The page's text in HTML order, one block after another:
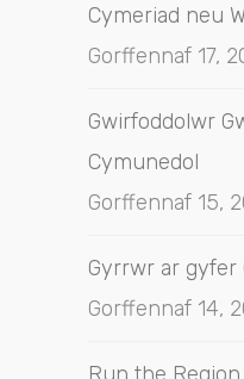
Cymeriad neu
Gorffennaf 17,
Gwirfoddolwr
Cymunedol
Gorffennaf 15,
Gyrrwr ar gyfer
Gorffennaf 14,